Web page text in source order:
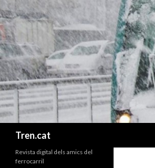
Tren.cat
Revista digital dels amics del
ferrocarril